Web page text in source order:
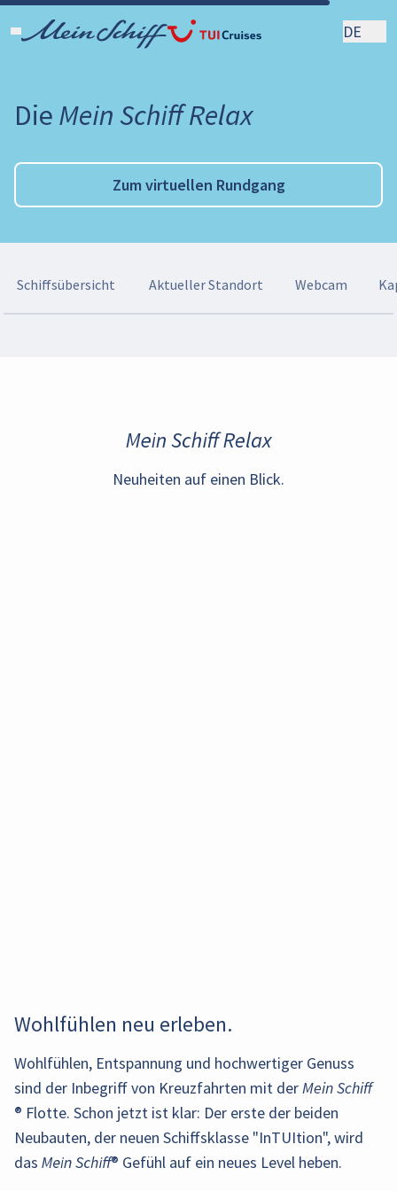
DE
Die Mein Schiff Relax
Zum virtuellen Rundgang
Schiffsübersicht Aktueller Standort Webcam
Mein Schiff Relax
Neuheiten auf einen Blick.
Erfrischen Sie
sich im Pool
oder relaxen
Sie auf einer
der
Unser
innovatives
digitales
Restaurant
vereint
Burlesque trifft
Casino. Im
inspirierenden,
von den Goldenen
In dieser
Exklusivbar
genießen Sie
eine
exzellente
Auf dem
neuen
Suiten-
Sonnendeck
laden wir
Das Suiten-
Restaurant X-
Coast auf
Deck 6 bietet
im Indoor-
Das
Hauptrestaurant
im Heckbereich
bietet
traumhafte
Neben den
Innen- und
Außenkabine für
Alleinreisende,
Wohlfühlen neu erleben.
Wohlfühlen, Entspannung und hochwertiger Genuss
sind der Inbegriff von Kreuzfahrten mit derMein Schiff
® Flotte. Schon jetzt ist klar: Der erste der beiden
Neubauten, der neuen Schiffsklasse "InTUItion", wird
das Mein Schiff® Gefühl auf ein neues Level heben.